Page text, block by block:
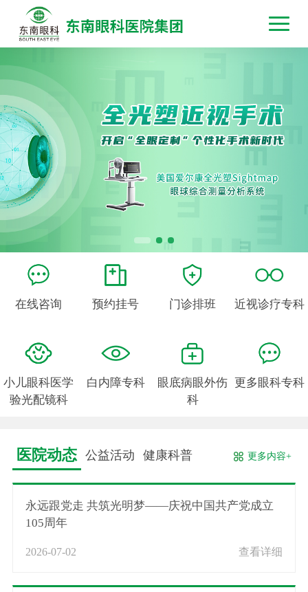
在线咨询 预约挂号 门诊排班 近视诊疗专科
小儿眼科医学
验光配镜科
白内障专科
眼底病眼外伤
科
更多眼科专科
医院动态 公益活动 健康科普 更多内容+
永远跟党走 共筑光明梦——庆祝中国共产党成立
105周年
2026-07-02 查看详细